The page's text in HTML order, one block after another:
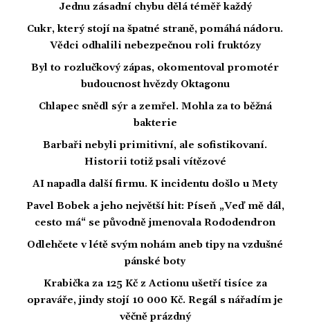
Jednu zásadní chybu dělá téměř každý
Cukr, který stojí na špatné straně, pomáhá nádoru.
Vědci odhalili nebezpečnou roli fruktózy
Byl to rozlučkový zápas, okomentoval promotér
budoucnost hvězdy Oktagonu
Chlapec snědl sýr a zemřel. Mohla za to běžná
bakterie
Barbaři nebyli primitivní, ale sofistikovaní.
Historii totiž psali vítězové
AI napadla další firmu. K incidentu došlo u Mety
Pavel Bobek a jeho největší hit: Píseň „Veď mě dál,
cesto má“ se původně jmenovala Rododendron
Odlehčete v létě svým nohám aneb tipy na vzdušné
pánské boty
Krabička za 125 Kč z Actionu ušetří tisíce za
opraváře, jindy stojí 10 000 Kč. Regál s nářadím je
věčně prázdný